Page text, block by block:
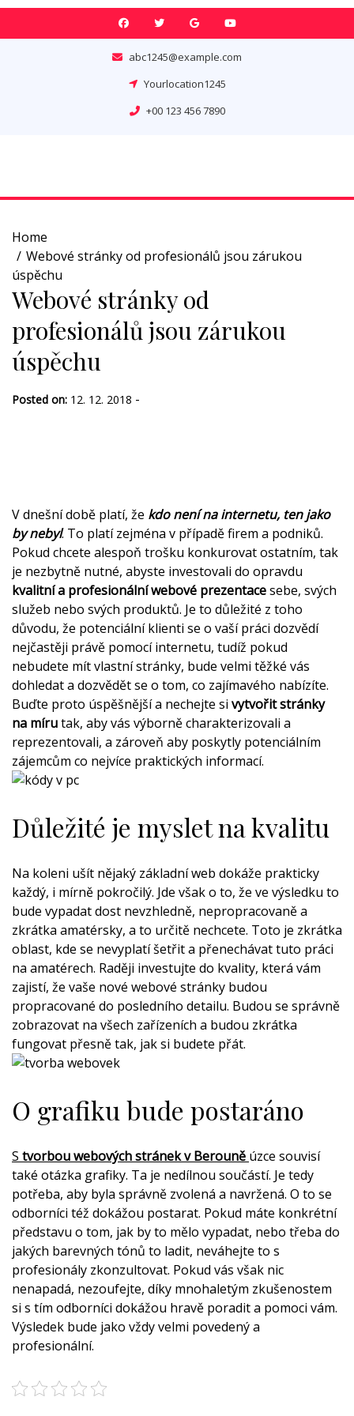
Skip
abc1245@example.com
Yourlocation1245
+00 123 456 7890
Home
Webové stránky od profesionálů jsou zárukou
úspěchu
Webové stránky od
profesionálů jsou zárukou
úspěchu
Posted on: 12. 12. 2018 -
V dnešní době platí, že kdo není na internetu, ten jako
by nebyl. To platí zejména v případě firem a podniků.
Pokud chcete alespoň trošku konkurovat ostatním, tak
je nezbytně nutné, abyste investovali do opravdu
kvalitní a profesionální webové prezentacesebe, svých
služeb nebo svých produktů. Je to důležité z toho
důvodu, že potenciální klienti se o vaší práci dozvědí
nejčastěji právě pomocí internetu, tudíž pokud
nebudete mít vlastní stránky, bude velmi těžké vás
dohledat a dozvědět se o tom, co zajímavého nabízíte.
Buďte proto úspěšnější a nechejte si vytvořit stránky
na mírutak, aby vás výborně charakterizovali a
reprezentovali, a zároveň aby poskytly potenciálním
zájemcům co nejvíce praktických informací.
Důležité je myslet na kvalitu
Na koleni ušít nějaký základní web dokáže prakticky
každý, i mírně pokročilý. Jde však o to, že ve výsledku to
bude vypadat dost nevzhledně, nepropracovaně a
zkrátka amatérsky, a to určitě nechcete. Toto je zkrátka
oblast, kde se nevyplatí šetřit a přenechávat tuto práci
na amatérech. Raději investujte do kvality, která vám
zajistí, že vaše nové webové stránky budou
propracované do posledního detailu. Budou se správně
zobrazovat na všech zařízeních a budou zkrátka
fungovat přesně tak, jak si budete přát.
O grafiku bude postaráno
S tvorbou webových stránek v Berouně úzce souvisí
také otázka grafiky. Ta je nedílnou součástí. Je tedy
potřeba, aby byla správně zvolená a navržená. O to se
odborníci též dokážou postarat. Pokud máte konkrétní
představu o tom, jak by to mělo vypadat, nebo třeba do
jakých barevných tónů to ladit, neváhejte to s
profesionály zkonzultovat. Pokud vás však nic
nenapadá, nezoufejte, díky mnohaletým zkušenostem
si s tím odborníci dokážou hravě poradit a pomoci vám.
Výsledek bude jako vždy velmi povedený a
profesionální.